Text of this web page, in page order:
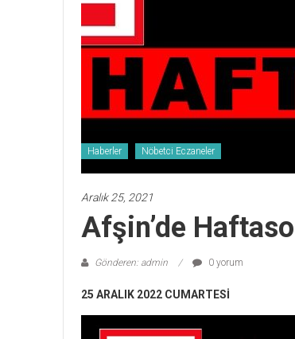
Haberler Nöbetci Eczaneler
Aralık 25, 2021
Afşin’de
Gönderen: admin 0 yorum
25 ARALIK 2022 CUMARTESİ